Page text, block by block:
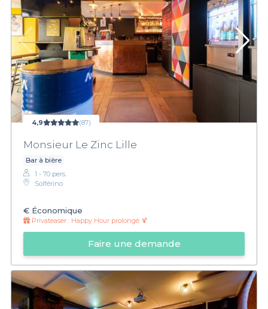
4,9 (87)
Monsieur Le Zinc Lille
Bar à bière
1 - 70 pers.
Solférino
€ Économique
Privateaser : Happy Hour prolongé 🍹
Faire une demande